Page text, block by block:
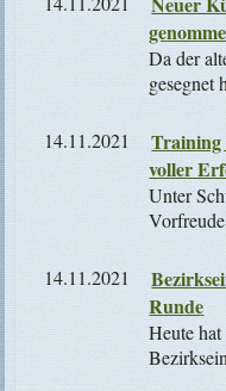
Da der
gesegnet
14.11.2021
Training
voller
Unter
14.11.2021
Runde
Heute